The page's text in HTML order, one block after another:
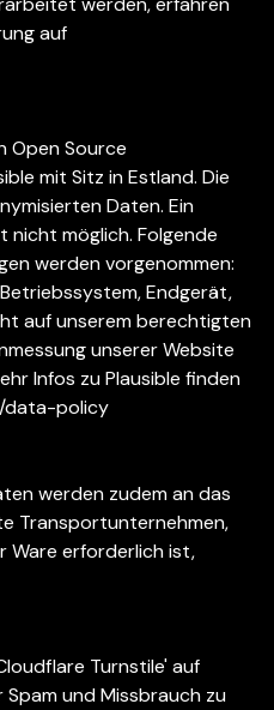
auf
Open Source
mit Sitz in Estland. Die
Daten. Ein
nicht möglich. Folgende
werden vorgenommen:
Betriebssystem, Endgerät,
auf unserem berechtigten
unserer Website
Infos zu Plausible finden
data-policy
werden zudem an das
Transportunternehmen,
Ware erforderlich ist,
Turnstile' auf
und Missbrauch zu